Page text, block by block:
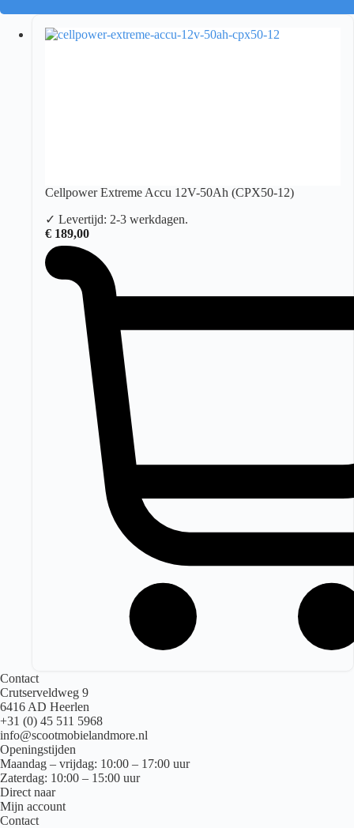
Cellpower Extreme Accu 12V-50Ah (CPX50-12)
✓ Levertijd: 2-3 werkdagen.
€ 189,00
Contact
Crutserveldweg 9
6416 AD Heerlen
+31 (0) 45 511 5968
info@scootmobielandmore.nl
Openingstijden
Maandag – vrijdag: 10:00 – 17:00 uur
Zaterdag: 10:00 – 15:00 uur
Direct naar
Mijn account
Contact